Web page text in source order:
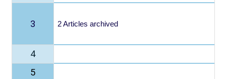
3 2 Articles archived
4
5